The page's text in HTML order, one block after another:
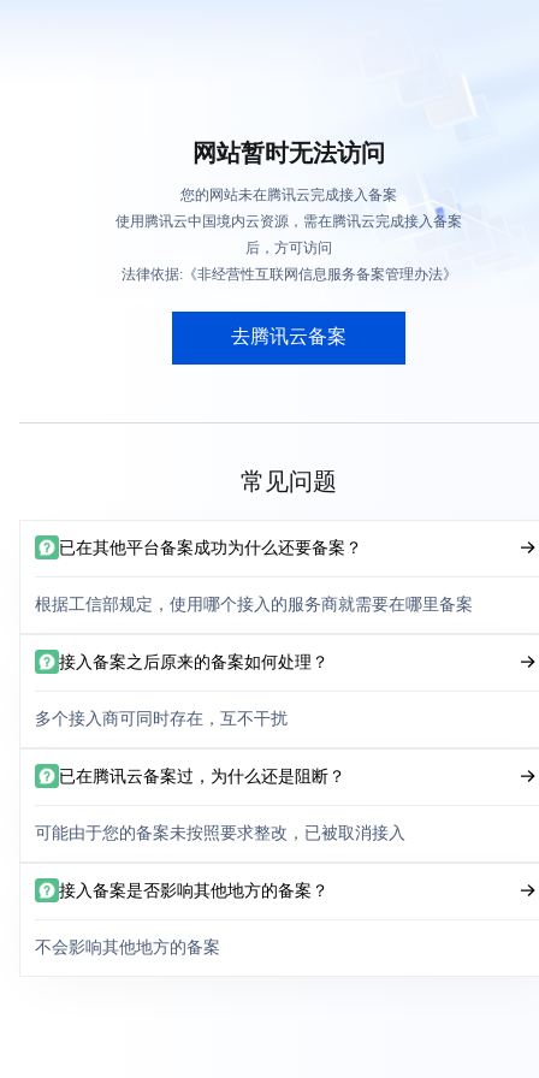
网站暂时无法访问
您的网站未在腾讯云完成接入备案
使用腾讯云中国境内云资源，需在腾讯云完成接入备案
后，方可访问
法律依据:《非经营性互联网信息服务备案管理办法》
去腾讯云备案
常见问题
已在其他平台备案成功为什么还要备案？
根据工信部规定，使用哪个接入的服务商就需要在哪里备案
接入备案之后原来的备案如何处理？
多个接入商可同时存在，互不干扰
已在腾讯云备案过，为什么还是阻断？
可能由于您的备案未按照要求整改，已被取消接入
接入备案是否影响其他地方的备案？
不会影响其他地方的备案